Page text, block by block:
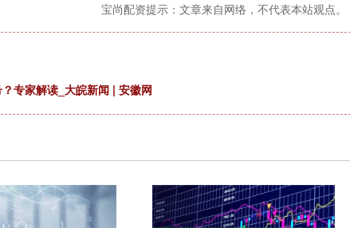
宝尚配资提示：文章来自网络，不代表本站观点。
专家解读_大皖新闻 | 安徽网